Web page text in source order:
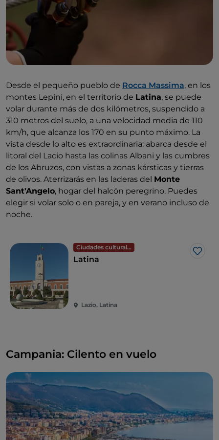
Desde el pequeño pueblo de Rocca Massima, en los
montes Lepini, en el territorio de Latina, se puede
volar durante más de dos kilómetros, suspendido a
310 metros del suelo, a una velocidad media de 110
km/h, que alcanza los 170 en su punto máximo. La
vista desde lo alto es extraordinaria: abarca desde el
litoral del Lacio hasta las colinas Albani y las cumbres
de los Abruzos, con vistas a zonas kársticas y tierras
de olivos. Aterrizarás en las laderas del Monte
Sant'Angelo, hogar del halcón peregrino. Puedes
elegir si volar solo o en pareja, y en verano incluso de
noche.
Ciudades culturales
Me
Latina
Lazio, Latina
Campania: Cilento en vuelo